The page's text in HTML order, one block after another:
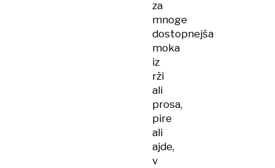
za
mnoge
dostopnejša
moka
iz
rži
ali
prosa,
pire
ali
ajde,
v